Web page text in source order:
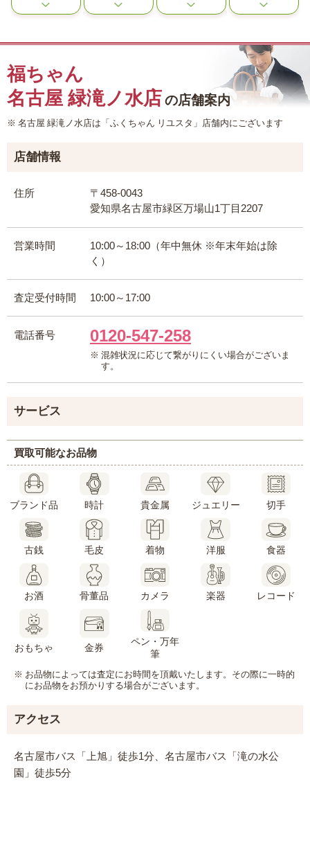
福ちゃん
名古屋 緑滝ノ水店の店舗案内
名古屋 緑滝ノ水店は「ふくちゃん リユスタ」店舗内にございます
店舗情報
住所
〒458-0043
愛知県名古屋市緑区万場山1丁目2207
営業時間
10:00～18:00（年中無休 ※年末年始は除
く）
査定受付時間 10:00～17:00
電話番号 0120-547-258
混雑状況に応じて繋がりにくい場合がございま
す。
サービス
買取可能なお品物
ブランド品 時計 貴金属 ジュエリー 切手
古銭 毛皮 着物 洋服 食器
お酒 骨董品 カメラ 楽器 レコード
おもちゃ 金券
ペン・万年
筆
お品物によっては査定にお時間を頂戴いたします。その際に一時的
にお品物をお預かりする場合がございます。
アクセス
名古屋市バス「上旭」徒歩1分、名古屋市バス「滝の水公
園」徒歩5分